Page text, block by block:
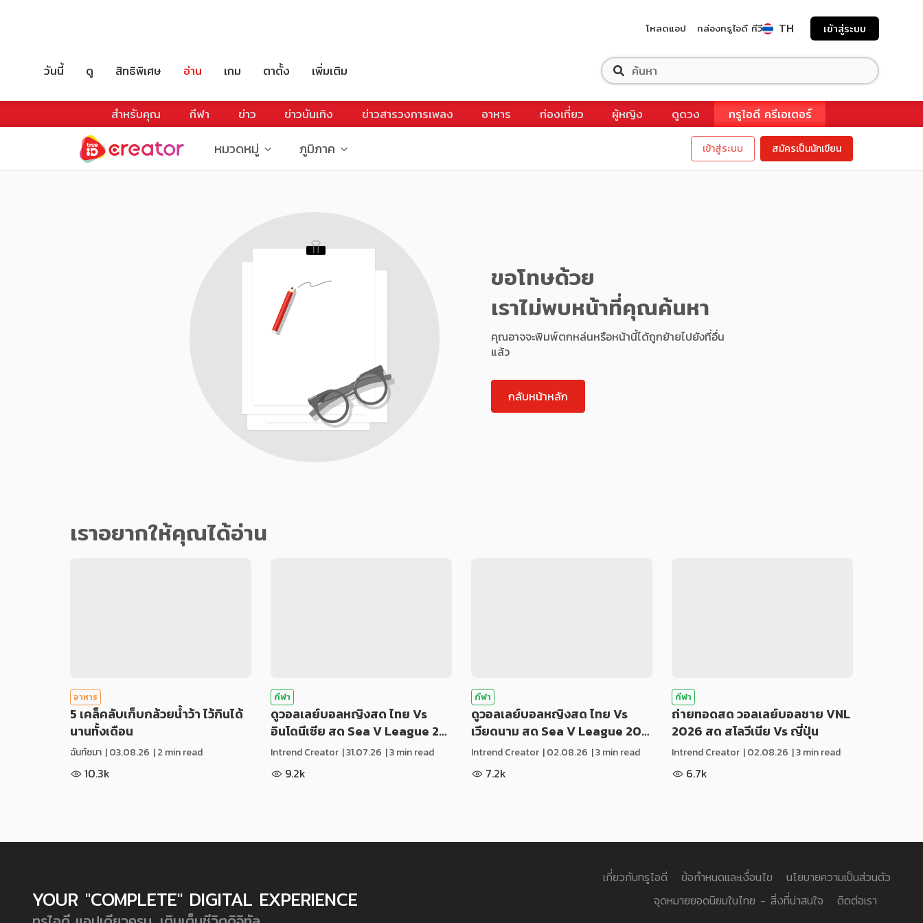
โหลดแอป กล่องทรูไอดี ทีวี TH เข้าสู่ระบบ
วันนี้ ดู สิทธิพิเศษ อ่าน เกม ตาตั้ง เพิ่มเติม
สำหรับคุณ กีฬา ข่าว ข่าวบันเทิง ข่าวสารวงการเพลง อาหาร ท่องเที่ยว ผู้หญิง ดูดวง ทรูไอดี ครีเอเตอร์
หมวดหมู่ ภูมิภาค เข้าสู่ระบบ สมัครเป็นนักเขียน
ขอโทษด้วย
เราไม่พบหน้าที่คุณค้นหา
คุณอาจจะพิมพ์ตกหล่นหรือหน้านี้ได้ถูกย้ายไปยังที่อื่น
แล้ว
กลับหน้าหลัก
เราอยากให้คุณได้อ่าน
อาหาร
5 เคล็คลับเก็บกล้วยน้ำว้า ไว้กินได้
นานทั้งเดือน
ฉันท์ชมา |03.08.26 | 2 min read
10.3k
กีฬา
ดูวอลเลย์บอลหญิงสด ไทย Vs
อินโดนีเซีย สด Sea V League 2…
Intrend Creator |31.07.26 | 3 min read
9.2k
กีฬา
ดูวอลเลย์บอลหญิงสด ไทย Vs
เวียดนาม สด Sea V League 20…
Intrend Creator |02.08.26 | 3 min read
7.2k
กีฬา
ถ่ายทอดสด วอลเลย์บอลชาย VNL
2026 สด สโลวีเนีย Vs ญี่ปุ่น
Intrend Creator |02.08.26 | 3 min read
6.7k
YOUR "COMPLETE" DIGITAL EXPERIENCE
เกี่ยวกับทรูไอดี ข้อกำหนดและเงื่อนไข
นโยบายความเป็นส่วนตัว
จุดหมายยอดนิยมในไทย - สิ่งที่น่าสนใจ
ติดต่อเรา